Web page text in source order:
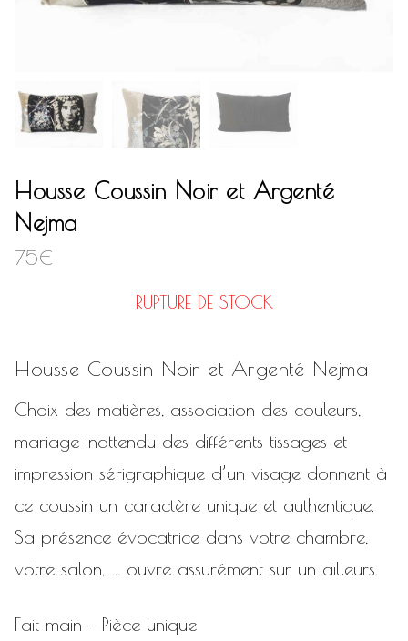
Housse Coussin Noir et Argenté
Nejma
75€
RUPTURE DE STOCK
Housse Coussin Noir et Argenté Nejma
Choix des matières, association des couleurs,
mariage inattendu des différents tissages et
impression sérigraphique d’un visage donnent à
ce coussin un caractère unique et authentique.
Sa présence évocatrice dans votre chambre,
votre salon, … ouvre assurément sur un ailleurs.
Fait main – Pièce unique